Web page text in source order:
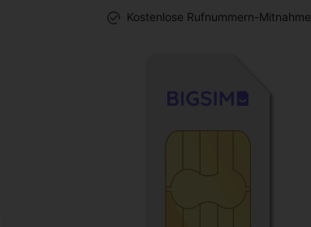
Kostenlose Rufnummern-Mitnahme